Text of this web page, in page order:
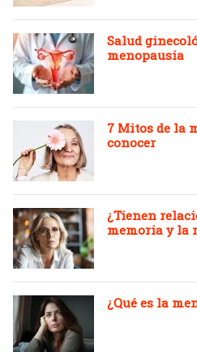
Salud
menopausia
7 Mitos de la
conocer
¿Tienen
memoria y la
¿Qué es la